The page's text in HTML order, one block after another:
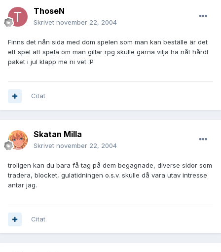
ThoseN
Skrivet november 22, 2004
Finns det nån sida med dom spelen som man kan beställe är det
ett spel att spela om man gillar rpg skulle gärna vilja ha nåt hårdt
paket i jul klapp me ni vet :P
Citat
Skatan Milla
Skrivet november 22, 2004
troligen kan du bara få tag på dem begagnade, diverse sidor som
tradera, blocket, gulatidningen o.s.v. skulle då vara utav intresse
antar jag.
Citat